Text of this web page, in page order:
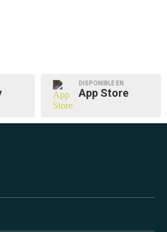
DISPONIBLE EN
App Store